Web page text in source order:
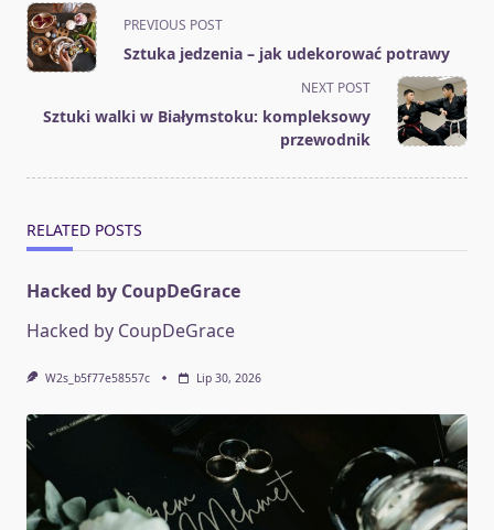
<span
class="nav-
subtitle
reader-
PREVIOUS POST
Sztuka jedzenia – jak udekorować potrawy
NEXT POST
Sztuki walki w Białymstoku: kompleksowy
przewodnik
RELATED POSTS
Hacked by CoupDeGrace
Hacked by CoupDeGrace
W2s_b5f77e58557c Lip 30, 2026